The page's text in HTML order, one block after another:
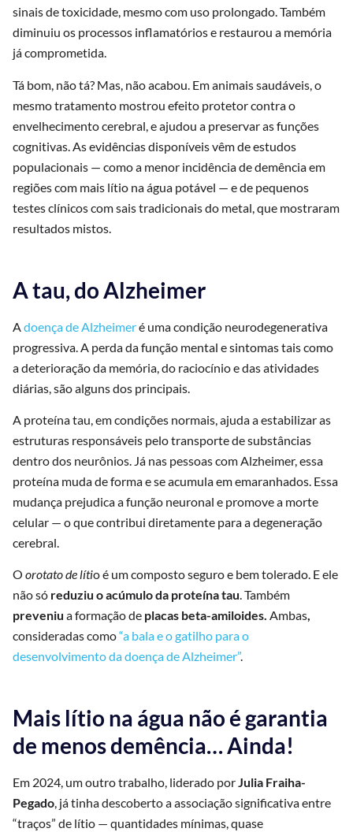
sinais de toxicidade, mesmo com uso prolongado. Também
diminuiu os processos inflamatórios e restaurou a memória
já comprometida.
Tá bom, não tá? Mas, não acabou. Em animais saudáveis, o
mesmo tratamento mostrou efeito protetor contra o
envelhecimento cerebral, e ajudou a preservar as funções
cognitivas. As evidências disponíveis vêm de estudos
populacionais — como a menor incidência de demência em
regiões com mais lítio na água potável — e de pequenos
testes clínicos com sais tradicionais do metal, que mostraram
resultados mistos.
A tau, do Alzheimer
A doença de Alzheimeré uma condição neurodegenerativa
progressiva. A perda da função mental e sintomas tais como
a deterioração da memória, do raciocínio e das atividades
diárias, são alguns dos principais.
A proteína tau, em condições normais, ajuda a estabilizar as
estruturas responsáveis pelo transporte de substâncias
dentro dos neurônios. Já nas pessoas com Alzheimer, essa
proteína muda de forma e se acumula em emaranhados. Essa
mudança prejudica a função neuronal e promove a morte
celular — o que contribui diretamente para a degeneração
cerebral.
O orotato de lítio é um composto seguro e bem tolerado. E ele
não só reduziu o acúmulo da proteína tau. Também
preveniu a formação de placas beta-amiloides. Ambas,
consideradas como“a bala e o gatilho para o
desenvolvimento da doença de Alzheimer”.
Mais lítio na água não é garantia
de menos demência… Ainda!
Em 2024, um outro trabalho, liderado porJulia Fraiha-
Pegado, já tinha descoberto a associação significativa entre
“traços” de lítio — quantidades mínimas, quase